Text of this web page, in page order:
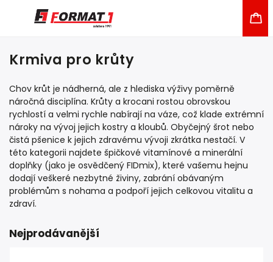
Krmiva pro krůty
Chov krůt je nádherná, ale z hlediska výživy poměrně
náročná disciplína. Krůty a krocani rostou obrovskou
rychlostí a velmi rychle nabírají na váze, což klade extrémní
nároky na vývoj jejich kostry a kloubů. Obyčejný šrot nebo
čistá pšenice k jejich zdravému vývoji zkrátka nestačí. V
této kategorii najdete špičkové vitamínové a minerální
doplňky (jako je osvědčený FIDmix), které vašemu hejnu
dodají veškeré nezbytné živiny, zabrání obávaným
problémům s nohama a podpoří jejich celkovou vitalitu a
zdraví.
Nejprodávanější